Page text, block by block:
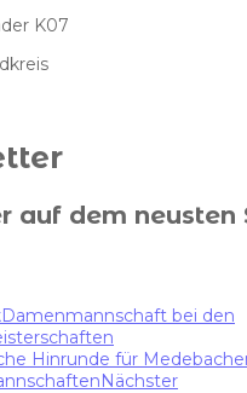
K07
auf dem neusten
Damenmannschaft bei den
Hinrunde für
Nächster